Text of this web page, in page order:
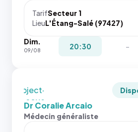
TarifSecteur 1
LieuL'Étang-Salé (97427)
Dim.
09/08 20:30 -
juste à
toutes les
puisque la
`object-
fit: cover`.
Sans ces
Dr Coralie Arcaio
Médecin généraliste
{# 40×40
picture`,
et un
rapport 1:1